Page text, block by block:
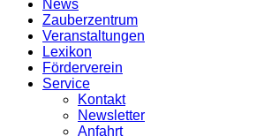
News
Zauberzentrum
Veranstaltungen
Lexikon
Förderverein
Service
Kontakt
Newsletter
Anfahrt